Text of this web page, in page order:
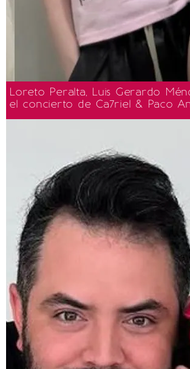
Loreto Peralta, Luis Gerardo
el concierto de Ca7riel & Paco